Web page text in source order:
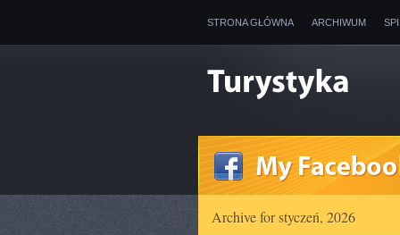
STRONA GŁÓWNA ARCHIWUM
Archive for styczeń, 2026